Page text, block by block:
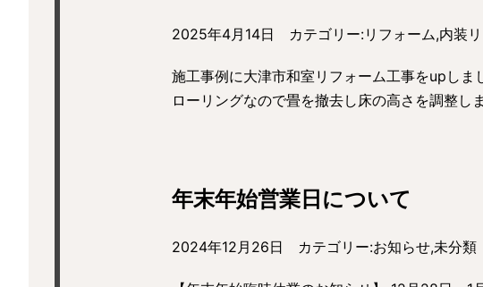
2025年4月14日 カテゴリー:リフォーム,内装
施工事例に大津市和室リフォーム工事を
ローリングなので畳を撤去し床の高さを調
年末年始営業日について
2024年12月26日 カテゴリー:お知らせ,未分類